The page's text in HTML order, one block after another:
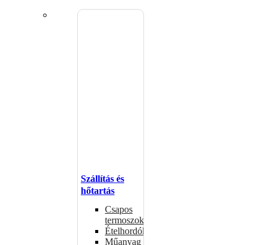
Szállítás és
hőtartás
Csapos
termoszok
Ételhordók
Műanyag